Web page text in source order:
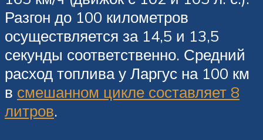
Разгон до 100 километров
осуществляется за 14,5 и 13,5
секунды соответственно. Средний
расход топлива у Ларгус на 100 км
в смешанном цикле составляет 8
литров.